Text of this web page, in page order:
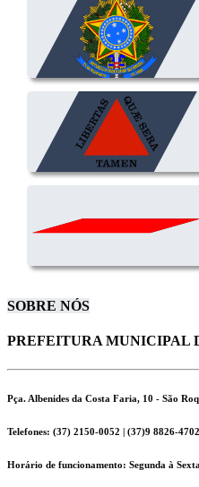
SOBRE NÓS
PREFEITURA MUNICIPAL
Pça. Albenides da Costa Faria, 10 - São
Telefones: (37) 2150-0052 | (37)9 8826-4702
Horário de funcionamento: Segunda à